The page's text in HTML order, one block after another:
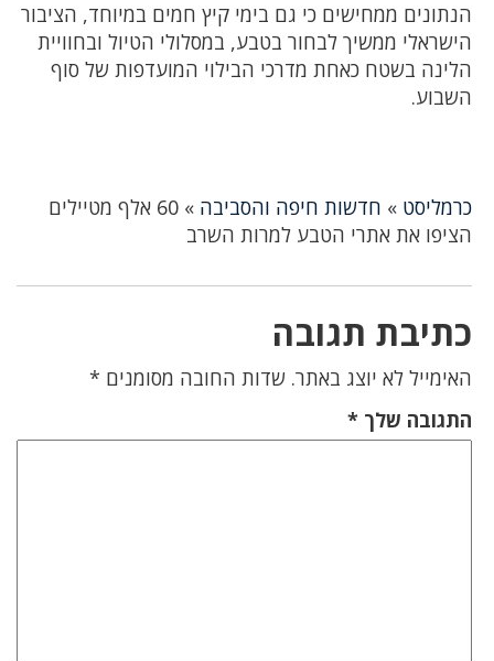
הנתונים ממחישים כי גם בימי קיץ חמים במיוחד, הציבור
הישראלי ממשיך לבחור בטבע, במסלולי הטיול ובחוויית
הלינה בשטח כאחת מדרכי הבילוי המועדפות של סוף
השבוע.
כרמליסט » חדשות חיפה והסביבה »
60 אלף מטיילים
הציפו את אתרי הטבע למרות השרב
כתיבת תגובה
האימייל לא יוצג באתר. שדות החובה מסומנים *
התגובה שלך *